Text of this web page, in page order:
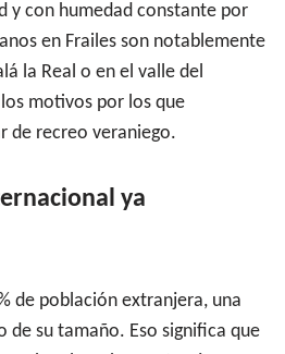
y con humedad constante por
en Frailes son notablemente
la Real o en el valle del
motivos por los que
de recreo veraniego.
ya
de población extranjera, una
de su tamaño. Eso significa que